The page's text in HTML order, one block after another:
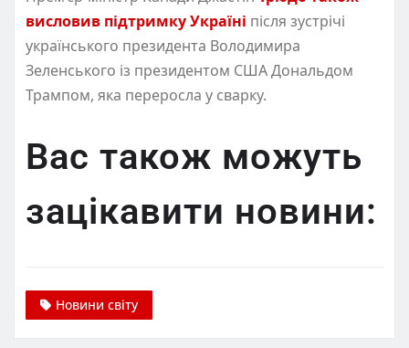
висловив підтримку Україні після зустрічі
українського президента Володимира
Зеленського із президентом США Дональдом
Трампом, яка переросла у сварку.
Вас також можуть
зацікавити новини:
Новини світу